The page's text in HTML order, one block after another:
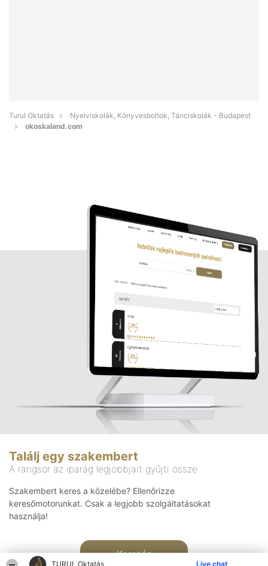
TURUL Oktatás Live chat
Turul Oktatás
Nyelviskolák, Könyvesboltok, Tánciskolák - Budapest
okoskaland.com
Találj egy szakembert
A rangsor az iparág legjobbjait gyűjti össze
Szakembert keres a közelébe? Ellenőrizze
keresőmotorunkat. Csak a legjobb szolgáltatásokat
használja!
Keresés